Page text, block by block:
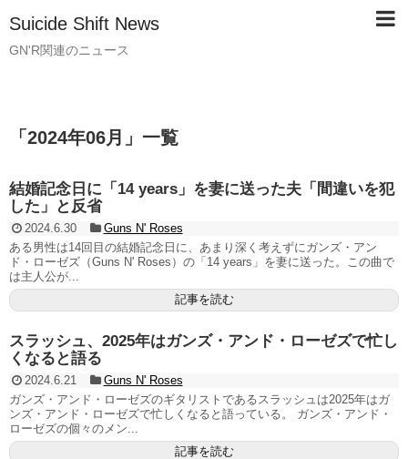
Suicide Shift News
GN'R関連のニュース
「 2024年06月 」 一覧
結婚記念日に「14 years」を妻に送った夫「間違いを犯
した」と反省
2024.6.30
Guns N' Roses
ある男性は14回目の結婚記念日に、あまり深く考えずにガンズ・アン
ド・ローゼズ（Guns N' Roses）の「14 years」を妻に送った。この曲で
は主人公が...
記事を読む
スラッシュ、2025年はガンズ・アンド・ローゼズで忙し
くなると語る
2024.6.21
Guns N' Roses
ガンズ・アンド・ローゼズのギタリストであるスラッシュは2025年はガ
ンズ・アンド・ローゼズで忙しくなると語っている。 ガンズ・アンド・
ローゼズの個々のメン...
記事を読む